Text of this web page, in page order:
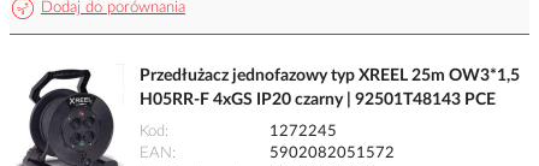
Dodaj do porównania
Przedłużacz jednofazowy typ XREEL 25m OW3*1,5
H05RR-F 4xGS IP20 czarny | 92501T48143 PCE
Kod
1272245
EAN
5902082051572